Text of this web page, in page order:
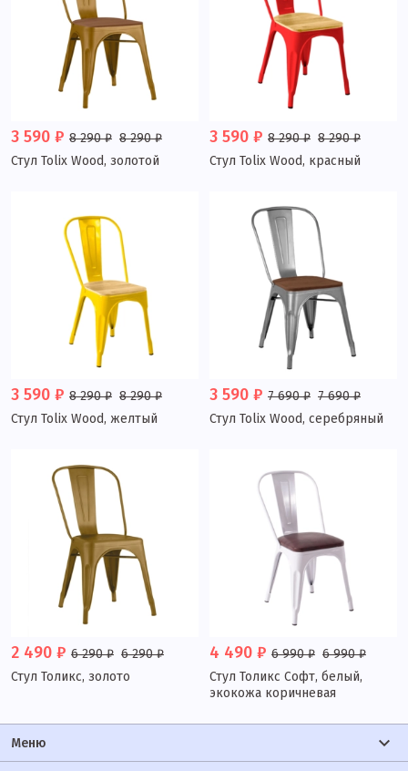
3 590 ₽ 8 290 ₽ 8 290 ₽
Стул Tolix Wood, золотой
3 590 ₽ 8 290 ₽ 8 290 ₽
Стул Tolix Wood, красный
3 590 ₽ 8 290 ₽ 8 290 ₽
Стул Tolix Wood, желтый
3 590 ₽ 7 690 ₽ 7 690 ₽
Стул Tolix Wood, серебряный
2 490 ₽ 6 290 ₽ 6 290 ₽
Стул Толикс, золото
4 490 ₽ 6 990 ₽ 6 990 ₽
Стул Толикс Софт, белый,
экокожа коричневая
Меню